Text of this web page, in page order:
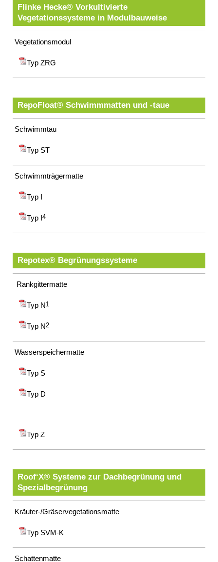
Flinke Hecke® Vorkultivierte
Vegetationssysteme in Modulbauweise
Vegetationsmodul
Typ ZRG
RepoFloat® Schwimmmatten und -taue
Schwimmtau
Typ ST
Schwimmträgermatte
Typ I
Typ I4
Repotex® Begrünungssysteme
Rankgittermatte
Typ N1
Typ N2
Wasserspeichermatte
Typ S
Typ D
Typ Z
Roof‘X® Systeme zur Dachbegrünung und
Spezialbegrünung
Kräuter-/Gräservegetationsmatte
Typ SVM-K
Schattenmatte